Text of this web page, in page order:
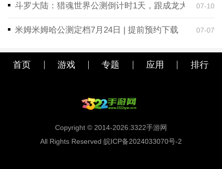
斗罗大陆：猎魂世界公测倒计时1天，跟成龙大哥一起
07-10
米姆米姆哈公测定档7月24日 | 提前预约下载 07-07
首页 游戏 专题 应用 排行
Copyright © 2014-2026.3322手游网
All Rights Reserved 皖ICP备2024033070号-2